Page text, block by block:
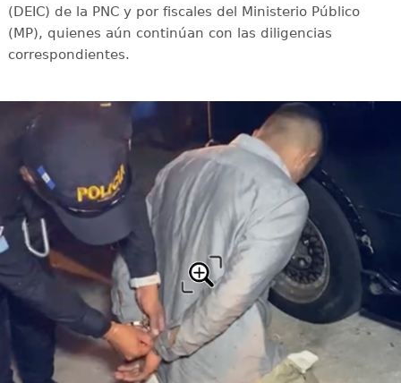
(DEIC) de la PNC y por fiscales del Ministerio Público
(MP), quienes aún continúan con las diligencias
correspondientes.